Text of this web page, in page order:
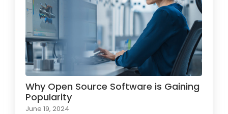
Why Open Source Software is Gaining
Popularity
June 19, 2024